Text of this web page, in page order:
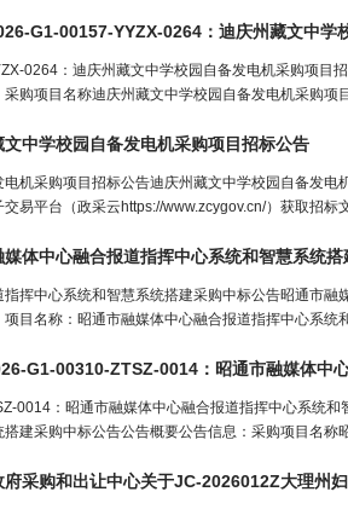
G1-00157-YYZX-0264：迪庆州藏文中学
0264：迪庆州藏文中学校园自备发电机采购项
购项目名称迪庆州藏文中学校园自备发电机采购
文中学校园自备发电机采购项目招标公告
机采购项目招标公告迪庆州藏文中学校园自备发
交易平台（政采云https://www.zcygov.cn/）获取招
媒体中心融合报道指挥中心系统和智慧系统
挥中心系统和智慧系统搭建采购中标公告昭通市
目名称：昭通市融媒体中心融合报道指挥中心系
0014：昭通市融媒体中心融合报道指挥中心系统
建采购中标公告公告概要公告信息：采购项目名